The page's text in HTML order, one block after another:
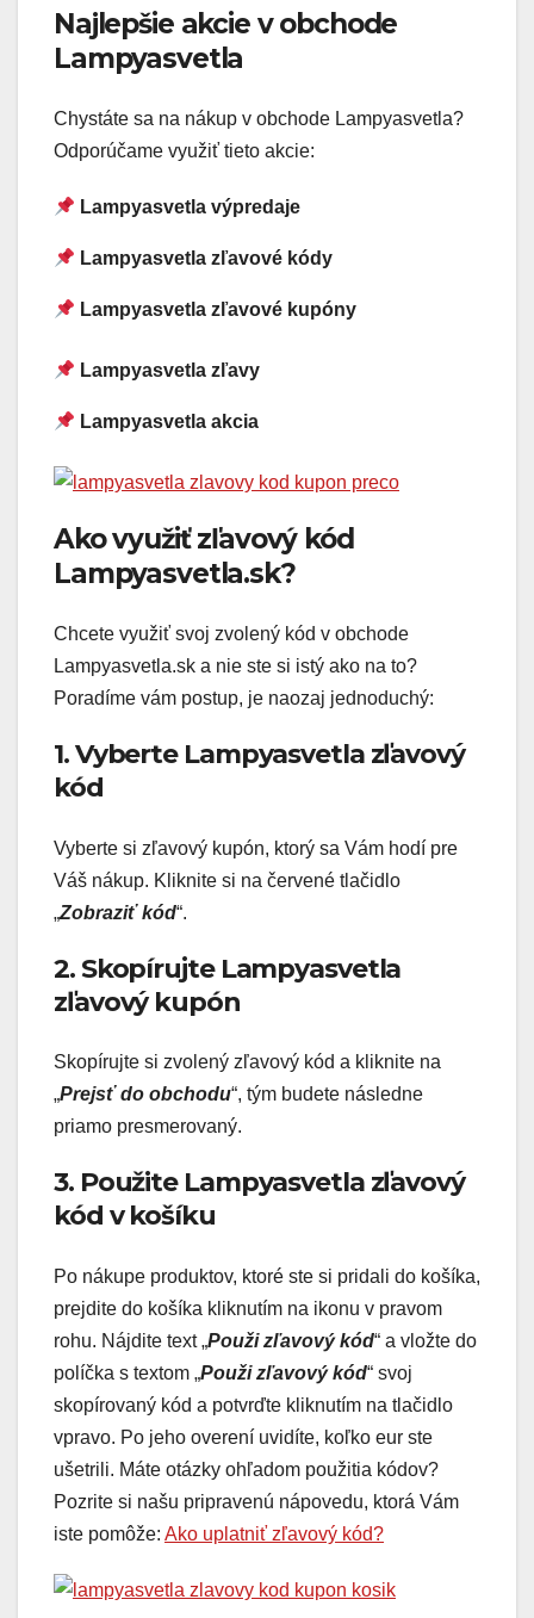
Najlepšie akcie v obchode
Lampyasvetla
Chystáte sa na nákup v obchode Lampyasvetla?
Odporúčame využiť tieto akcie:
Lampyasvetla výpredaje
Lampyasvetla zľavové kódy
Lampyasvetla zľavové kupóny
Lampyasvetla zľavy
Lampyasvetla akcia
Ako využiť zľavový kód
Lampyasvetla.sk?
Chcete využiť svoj zvolený kód v obchode
Lampyasvetla.sk a nie ste si istý ako na to?
Poradíme vám postup, je naozaj jednoduchý:
1. Vyberte Lampyasvetla zľavový
kód
Vyberte si zľavový kupón, ktorý sa Vám hodí pre
Váš nákup. Kliknite si na červené tlačidlo
„Zobraziť kód“.
2. Skopírujte Lampyasvetla
zľavový kupón
Skopírujte si zvolený zľavový kód a kliknite na
„Prejsť do obchodu“, tým budete následne
priamo presmerovaný.
3. Použite Lampyasvetla zľavový
kód v košíku
Po nákupe produktov, ktoré ste si pridali do košíka,
prejdite do košíka kliknutím na ikonu v pravom
rohu. Nájdite text „Použi zľavový kód“ a vložte do
políčka s textom „Použi zľavový kód“ svoj
skopírovaný kód a potvrďte kliknutím na tlačidlo
vpravo. Po jeho overení uvidíte, koľko eur ste
ušetrili. Máte otázky ohľadom použitia kódov?
Pozrite si našu pripravenú nápovedu, ktorá Vám
iste pomôže: Ako uplatniť zľavový kód?